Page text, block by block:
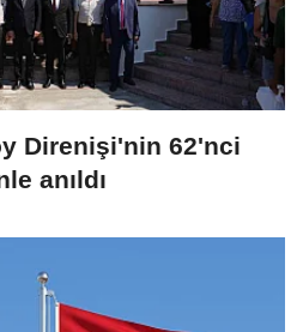
Direnişi'nin 62'nci
anıldı